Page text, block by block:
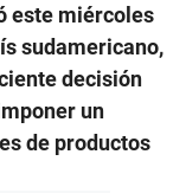
este miércoles
sudamericano,
decisión
un
de productos